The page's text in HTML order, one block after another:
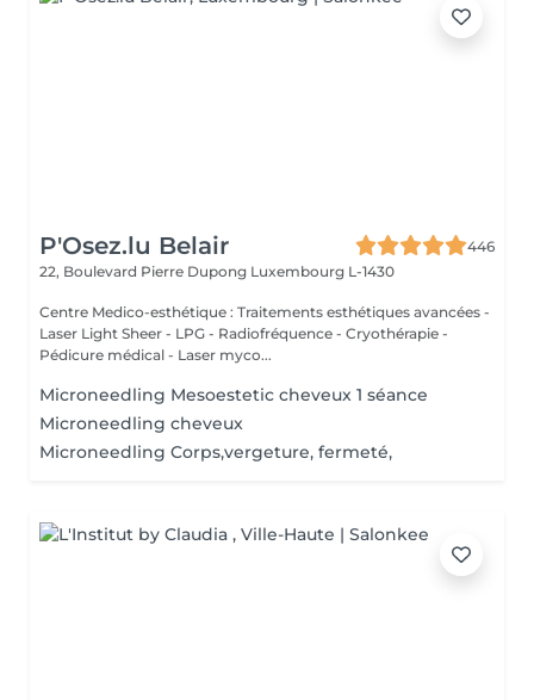
P'Osez.lu Belair
446
22, Boulevard Pierre Dupong Luxembourg L-1430
Centre Medico-esthétique : Traitements esthétiques avancées -
Laser Light Sheer - LPG - Radiofréquence - Cryothérapie -
Pédicure médical - Laser myco...
Microneedling Mesoestetic cheveux 1 séance
Microneedling cheveux
Microneedling Corps,vergeture, fermeté,